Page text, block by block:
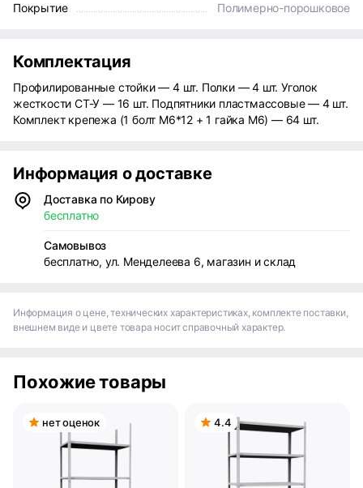
Покрытие
Полимерно-порошковое
Комплектация
Профилированные стойки — 4 шт. Полки — 4 шт. Уголок
жесткости СТ-У — 16 шт. Подпятники пластмассовые — 4 шт.
Комплект крепежа (1 болт М6*12 + 1 гайка М6) — 64 шт.
Информация о доставке
Доставка по Кирову
бесплатно
Самовывоз
бесплатно, ул. Менделеева 6, магазин и склад
Информация о цене, технических характеристиках, комплекте поставки,
внешнем виде и цвете товара носит справочный характер.
Похожие товары
нет оценок 4.4